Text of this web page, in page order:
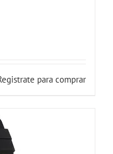
para comprar